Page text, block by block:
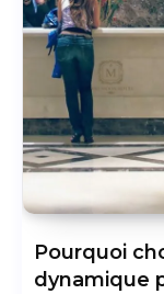
Pourquoi
dynamique